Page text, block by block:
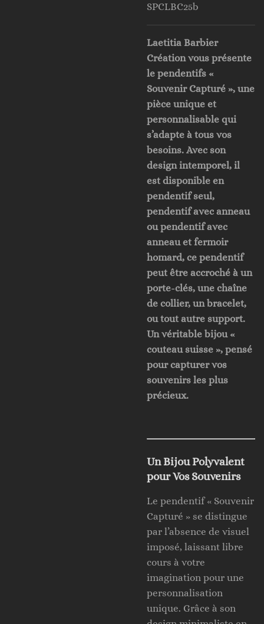
SPCLBC25b
Laetitia Barbier
Création vous présente
le pendentifs «
Souvenir Capturé », une
pièce unique et
personnalisable qui
s’adapte à tous vos
besoins. Avec son
design intemporel, il
est disponible en
pendentif seul,
pendentif avec anneau
ou pendentif avec
anneau et fermoir
homard, ce pendentif
peut être accroché à un
porte-clés, une chaîne
de collier, un bracelet,
ou tout autre support.
Un véritable bijou «
couteau suisse », pensé
pour capturer vos
souvenirs les plus
précieux.
Un Bijou Polyvalent
pour Vos Souvenirs
Le pendentif « Souvenir
Capturé » se distingue
par l’absence de visuel
imposé, laissant libre
cours à votre
imagination pour une
personnalisation
unique. Grâce à son